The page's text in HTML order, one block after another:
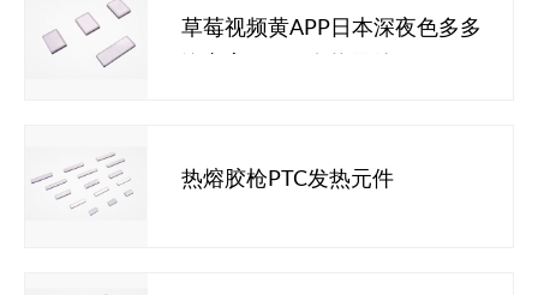
草莓视频黄APP日本深夜色多多
热熔胶枪PTC发热元件